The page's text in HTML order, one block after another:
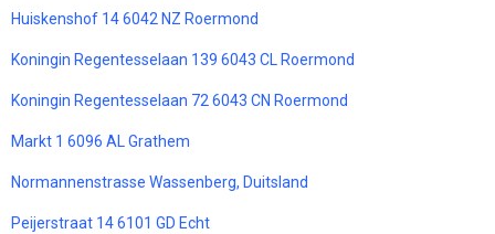
Huiskenshof 14 6042 NZ Roermond
Koningin Regentesselaan 139 6043 CL Roermond
Koningin Regentesselaan 72 6043 CN Roermond
Markt 1 6096 AL Grathem
Normannenstrasse Wassenberg, Duitsland
Peijerstraat 14 6101 GD Echt